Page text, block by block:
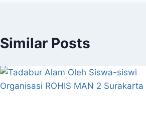
Similar Posts